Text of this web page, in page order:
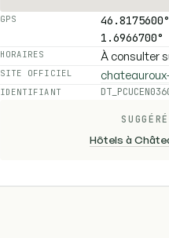
GPS
1.6966700°
HORAIRES À consulter
SITE OFFICIEL
IDENTIFIANT
Hôtels à